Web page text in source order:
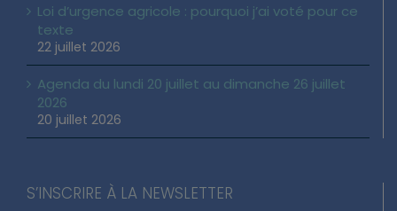
Loi d’urgence agricole : pourquoi j’ai voté pour ce
texte
22 juillet 2026
Agenda du lundi 20 juillet au dimanche 26 juillet
2026
20 juillet 2026
S’INSCRIRE À LA NEWSLETTER